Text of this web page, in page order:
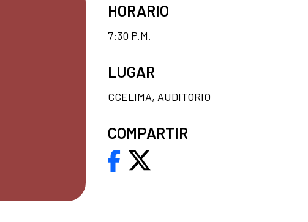
HORARIO
7:30 P.M.
LUGAR
CCELIMA, AUDITORIO
COMPARTIR